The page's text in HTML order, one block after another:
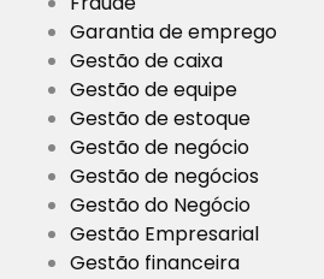
Garantia de emprego
Gestão de caixa
Gestão de equipe
Gestão de estoque
Gestão de negócio
Gestão de negócios
Gestão do Negócio
Gestão Empresarial
Gestão financeira